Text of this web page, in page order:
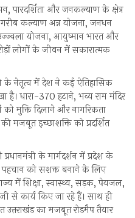
पारदर्शिता और जनकल्याण के क्षेत्र
कल्याण अन्न योजना, जनधन
योजना, आयुष्मान भारत और
लोगों के जीवन में सकारात्मक
के नेतृत्व में देश ने कई ऐतिहासिक
है। धारा-370 हटाने, भव्य राम मंदिर
मुक्ति दिलाने और नागरिकता
इच्छाशक्ति को प्रदर्शित
के मार्गदर्शन में प्रदेश के
को सशक्त बनाने के लिए
में शिक्षा, स्वास्थ्य, सड़क, पेयजल,
से कार्य किए जा रहे हैं। साथ ही
उत्तराखंड का मजबूत रोडमैप तैयार